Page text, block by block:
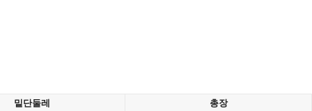
밑단둘레 총장